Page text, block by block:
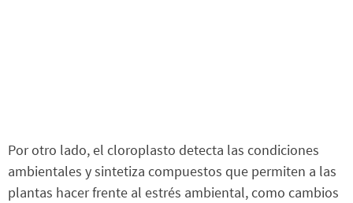
Por otro lado, el cloroplasto detecta las condiciones
ambientales y sintetiza compuestos que permiten a las
plantas hacer frente al estrés ambiental, como cambios